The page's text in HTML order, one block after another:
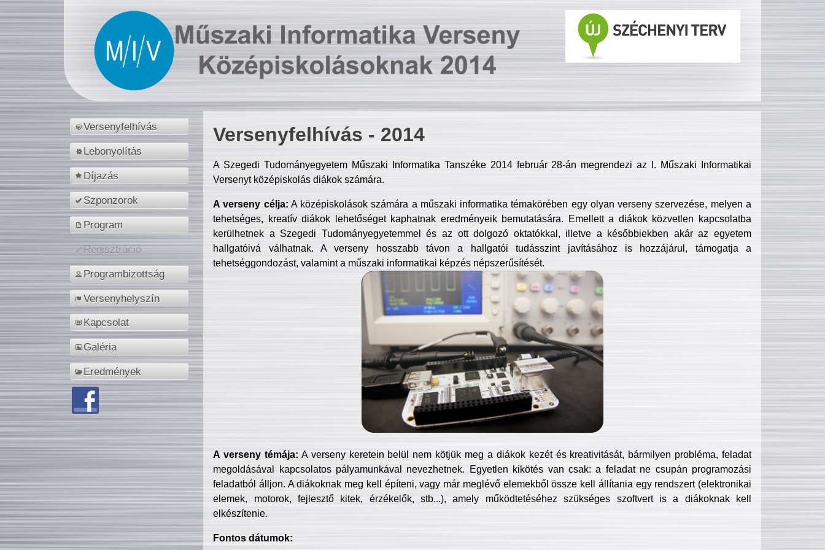
Versenyfelhívás
Lebonyolítás
Díjazás
Szponzorok
Program
Regisztráció
Programbizottság
Versenyhelyszín
Kapcsolat
Galéria
Eredmények
Versenyfelhívás - 2014
A Szegedi Tudományegyetem Műszaki Informatika Tanszéke 2014 február 28-án megrendezi az I. Műszaki Informatikai
Versenyt középiskolás diákok számára.
A verseny célja: A középiskolások számára a műszaki informatika témakörében egy olyan verseny szervezése, melyen a
tehetséges, kreatív diákok lehetőséget kaphatnak eredményeik bemutatására. Emellett a diákok közvetlen kapcsolatba
kerülhetnek a Szegedi Tudományegyetemmel és az ott dolgozó oktatókkal, illetve a későbbiekben akár az egyetem
hallgatóivá válhatnak. A verseny hosszabb távon a hallgatói tudásszint javításához is hozzájárul, támogatja a
tehetséggondozást, valamint a műszaki informatikai képzés népszerűsítését.
A verseny témája: A verseny keretein belül nem kötjük meg a diákok kezét és kreativitását, bármilyen probléma, feladat
megoldásával kapcsolatos pályamunkával nevezhetnek. Egyetlen kikötés van csak: a feladat ne csupán programozási
feladatból álljon. A diákoknak meg kell építeni, vagy már meglévő elemekből össze kell állítania egy rendszert (elektronikai
elemek, motorok, fejlesztő kitek, érzékelők, stb...), amely működtetéséhez szükséges szoftvert is a diákoknak kell
elkészítenie.
Fontos dátumok: